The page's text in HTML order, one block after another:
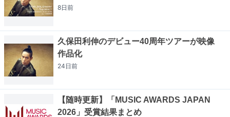
8日前
久保田利伸のデビュー40周年ツアーが映像
作品化
24日前
【随時更新】「MUSIC AWARDS JAPAN
2026」受賞結果まとめ